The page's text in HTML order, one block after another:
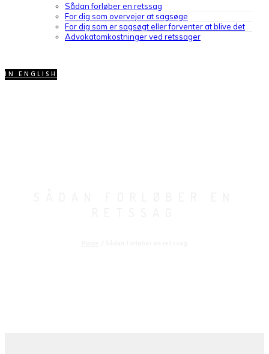
Sådan forløber en retssag
For dig som overvejer at sagsøge
For dig som er sagsøgt eller forventer at blive det
Advokatomkostninger ved retssager
IN ENGLISH